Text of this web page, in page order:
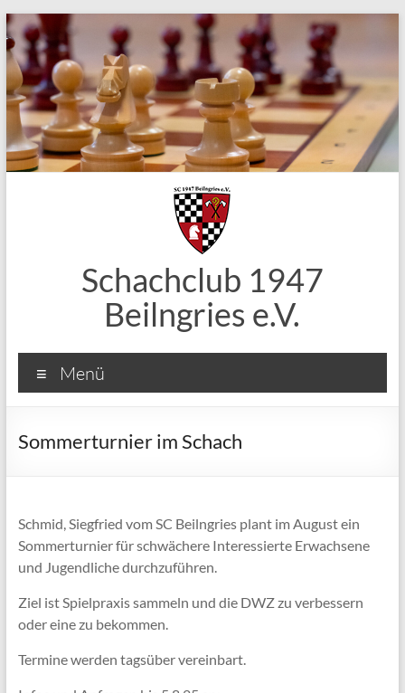
Zum
Inhalt
springen
Schachclub 1947
Beilngries e.V.
Menü
Sommerturnier im Schach
Schmid, Siegfried vom SC Beilngries plant im August ein
Sommerturnier für schwächere Interessierte Erwachsene
und Jugendliche durchzuführen.
Ziel ist Spielpraxis sammeln und die DWZ zu verbessern
oder eine zu bekommen.
Termine werden tagsüber vereinbart.